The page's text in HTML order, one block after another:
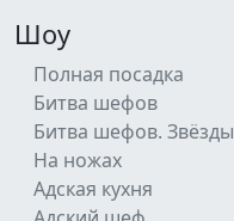
Шоу
Полная посадка
Битва шефов
Битва шефов. Звёзды
На ножах
Адская кухня